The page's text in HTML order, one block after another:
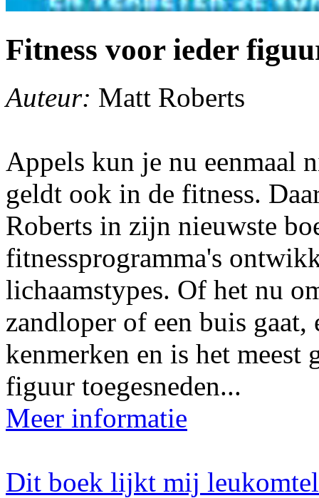
Fitness voor ieder
Auteur: Matt Roberts
Appels kun je nu eenmaal
geldt ook in de fitness.
Roberts in zijn nieuwste
fitnessprogramma's
lichaamstypes. Of het nu
zandloper of een buis
kenmerken en is het meest
figuur toegesneden...
Meer informatie
Dit boek lijkt mij